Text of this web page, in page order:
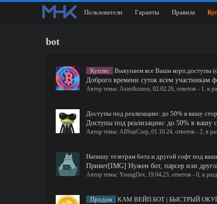
bot
Куплю
Выкупаем все Ваши корп.доступы
Доброго времени суток всем
Автор темы: Asteriksmoo, 02.02.26, ответов - 1, в
Доступы под реализацию: до 50% в вашу
Доступы под реализацию: до 50% в вашу
Автор темы: AllStarCorp, 01.10.24, ответов - 2, в
Напишу телеграм бота и другой софт под
Привет[IMG] Нужен бот, парсер или
Автор темы: YoungDev, 19.04.23, ответов - 0, в
Продам
КАМ ВЕЙП БОТ | БЫСТРЫЙ
Пользователи Гаранты Правила